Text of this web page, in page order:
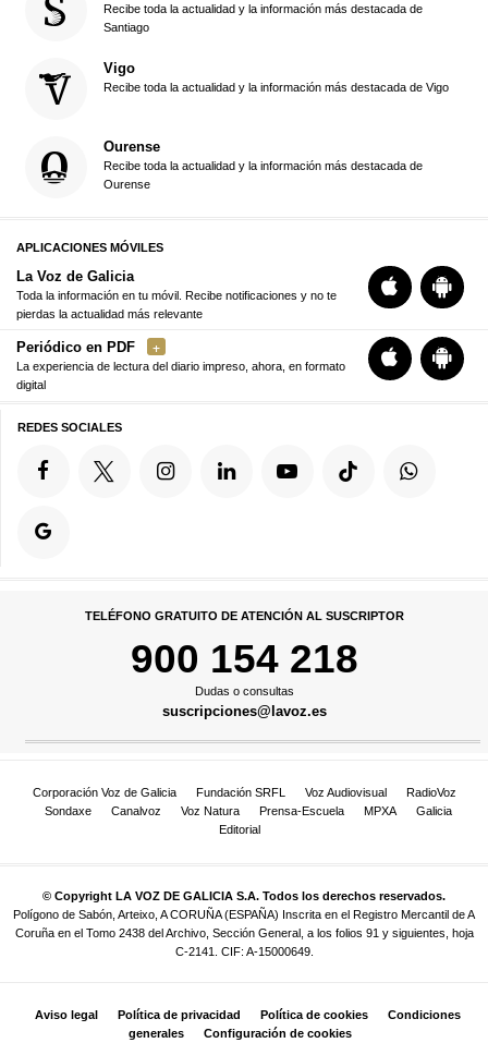
Recibe toda la actualidad y la información más destacada de
Santiago
Vigo
Recibe toda la actualidad y la información más destacada de Vigo
Ourense
Recibe toda la actualidad y la información más destacada de
Ourense
APLICACIONES MÓVILES
La Voz de Galicia
Toda la información en tu móvil. Recibe notificaciones y no te
pierdas la actualidad más relevante
Periódico en PDF
La experiencia de lectura del diario impreso, ahora, en formato
digital
REDES SOCIALES
TELÉFONO GRATUITO DE ATENCIÓN AL SUSCRIPTOR
900 154 218
Dudas o consultas
suscripciones@lavoz.es
Corporación Voz de Galicia Fundación SRFL Voz Audiovisual
RadioVoz
Sondaxe
Canalvoz Voz Natura Prensa-Escuela MPXA
Galicia
Editorial
© Copyright LA VOZ DE GALICIA S.A. Todos los derechos reservados.
Polígono de Sabón, Arteixo, A CORUÑA (ESPAÑA) Inscrita en el Registro Mercantil de A
Coruña en el Tomo 2438 del Archivo, Sección General, a los folios 91 y siguientes, hoja
C-2141. CIF: A-15000649.
Aviso legal Política de privacidad Política de cookies
Condiciones
generales
Configuración de cookies